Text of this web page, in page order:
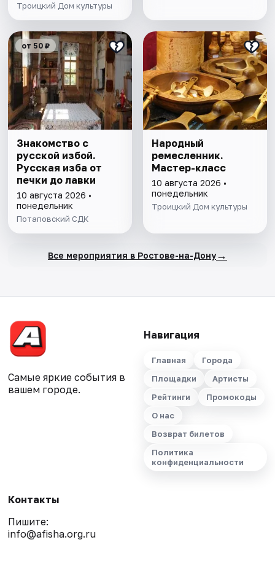
Троицкий Дом культуры
от 50 ₽
Знакомство с
русской избой.
Русская изба от
печки до лавки
10 августа 2026 •
понедельник
Потаповский СДК
Народный
ремесленник.
Мастер-класс
10 августа 2026 •
понедельник
Троицкий Дом культуры
Все мероприятия в Ростове-на-Дону→
Самые яркие события в
вашем городе.
Навигация
Главная
Города
Площадки
Артисты
Рейтинги
Промокоды
О нас
Возврат билетов
Политика
конфиденциальности
Контакты
Пишите:
info@afisha.org.ru